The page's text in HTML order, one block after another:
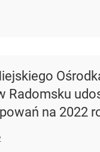
Radomsku
na 2022